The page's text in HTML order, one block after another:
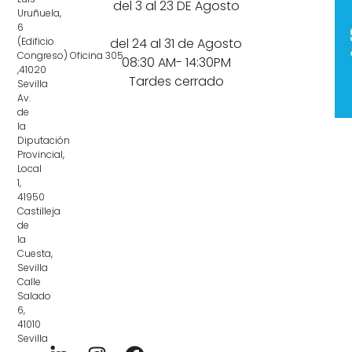
Uruñuela,
6
(Edificio
Congreso) Oficina 305
,41020
Sevilla
Av.
de
la
Diputación
Provincial,
Local
1,
41950
Castilleja
de
la
Cuesta,
Sevilla
Calle
Salado
6,
41010
Sevilla
del 3 al 23 DE Agosto
del 24 al 31 de Agosto
08:30 AM- 14:30PM
Tardes cerrado